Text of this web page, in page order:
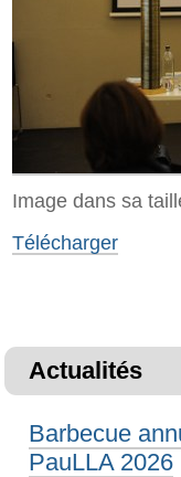
Image dans sa
Télécharger
Actualités
Barbecue
PauLLA 2026